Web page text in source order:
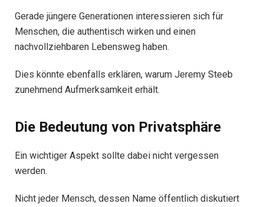
Gerade jüngere Generationen interessieren sich für
Menschen, die authentisch wirken und einen
nachvollziehbaren Lebensweg haben.
Dies könnte ebenfalls erklären, warum Jeremy Steeb
zunehmend Aufmerksamkeit erhält.
Die Bedeutung von Privatsphäre
Ein wichtiger Aspekt sollte dabei nicht vergessen
werden.
Nicht jeder Mensch, dessen Name öffentlich diskutiert